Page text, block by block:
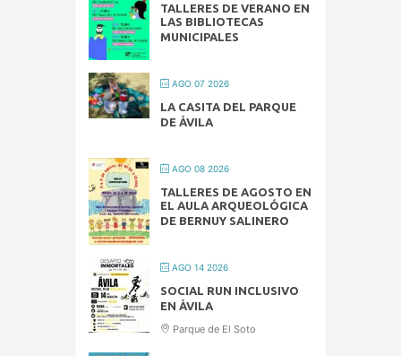
TALLERES DE VERANO EN
LAS BIBLIOTECAS
MUNICIPALES
AGO 07 2026
LA CASITA DEL PARQUE
DE ÁVILA
AGO 08 2026
TALLERES DE AGOSTO EN
EL AULA ARQUEOLÓGICA
DE BERNUY SALINERO
AGO 14 2026
SOCIAL RUN INCLUSIVO
EN ÁVILA
Parque de El Soto